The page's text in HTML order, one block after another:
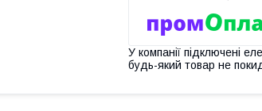
У компанії підключені
будь-який товар не